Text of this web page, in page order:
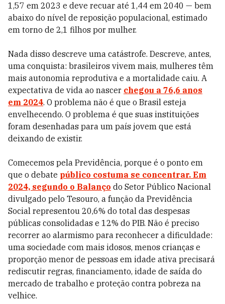
1,57 em 2023 e deve recuar até 1,44 em 2040 — bem
abaixo do nível de reposição populacional, estimado
em torno de 2,1 filhos por mulher.
Nada disso descreve uma catástrofe. Descreve, antes,
uma conquista: brasileiros vivem mais, mulheres têm
mais autonomia reprodutiva e a mortalidade caiu. A
expectativa de vida ao nascer chegou a 76,6 anos
em 2024. O problema não é que o Brasil esteja
envelhecendo. O problema é que suas instituições
foram desenhadas para um país jovem que está
deixando de existir.
Comecemos pela Previdência, porque é o ponto em
que o debate público costuma se concentrar. Em
2024, segundo o Balanço do Setor Público Nacional
divulgado pelo Tesouro, a função da Previdência
Social representou 20,6% do total das despesas
públicas consolidadas e 12% do PIB. Não é preciso
recorrer ao alarmismo para reconhecer a dificuldade:
uma sociedade com mais idosos, menos crianças e
proporção menor de pessoas em idade ativa precisará
rediscutir regras, financiamento, idade de saída do
mercado de trabalho e proteção contra pobreza na
velhice.